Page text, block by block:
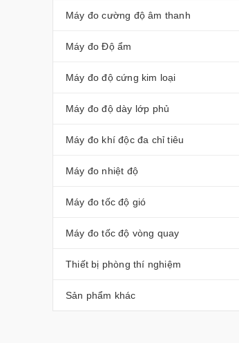
Máy đo cường độ âm thanh
Máy đo Độ ẩm
Máy đo độ cứng kim loại
Máy đo độ dày lớp phủ
Máy đo khí độc đa chỉ tiêu
Máy đo nhiệt độ
Máy đo tốc độ gió
Máy đo tốc độ vòng quay
Thiết bị phòng thí nghiệm
Sản phẩm khác